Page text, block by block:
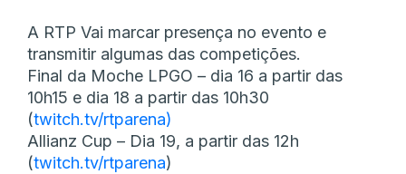
A RTP Vai marcar presença no evento e
transmitir algumas das competições.
Final da Moche LPGO – dia 16 a partir das
10h15 e dia 18 a partir das 10h30
(twitch.tv/rtparena)
Allianz Cup – Dia 19, a partir das 12h
(twitch.tv/rtparena)